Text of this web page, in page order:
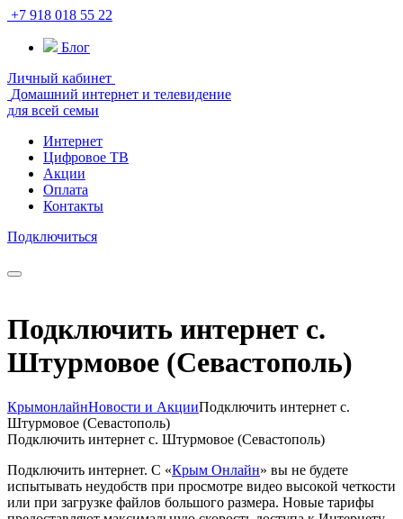
+7 918 018 55 22
Блог
Личный кабинет
Домашний интернет и телевидение
для всей семьи
Интернет
Цифровое ТВ
Акции
Оплата
Контакты
Подключиться
Подключить интернет с.
Штурмовое (Севастополь)
КрымонлайнНовости и АкцииПодключить интернет с.
Штурмовое (Севастополь)
Подключить интернет с. Штурмовое (Севастополь)
Подключить интернет. С «Крым Онлайн» вы не будете
испытывать неудобств при просмотре видео высокой четкости
или при загрузке файлов большого размера. Новые тарифы